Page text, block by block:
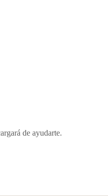
de ayudarte.